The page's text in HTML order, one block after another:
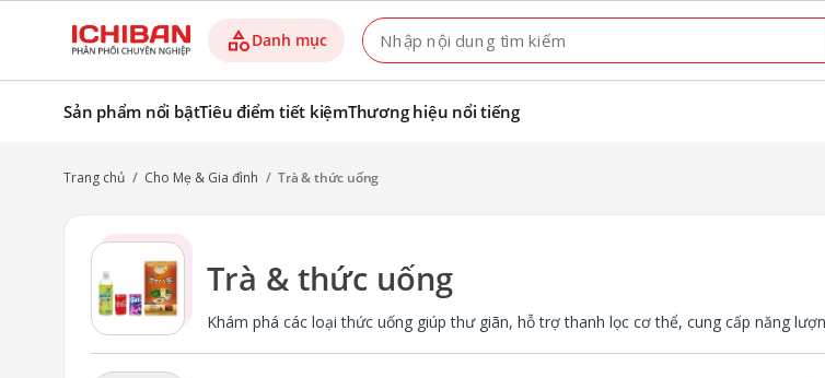
categoryDanh mục
Sản phẩm nổi bậtTiêu điểm tiết kiệmThương hiệu nổi tiếng
Trang chủ / Cho Mẹ & Gia đình / Trà & thức uống
Trà & thức uống
Khám phá các loại thức uống giúp thư giãn, hỗ trợ thanh lọc cơ thể, cung cấp năng